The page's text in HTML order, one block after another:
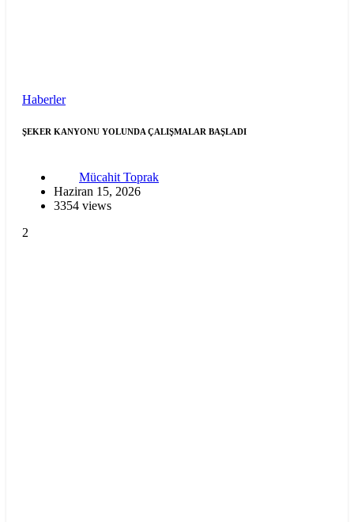
Haberler
ŞEKER KANYONU YOLUNDA ÇALIŞMALAR BAŞLADI
Mücahit Toprak
Haziran 15, 2026
3354 views
2